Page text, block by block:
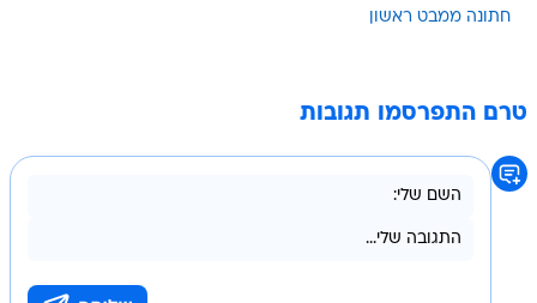
חתונה ממבט ראשון
טרם התפרסמו תגובות